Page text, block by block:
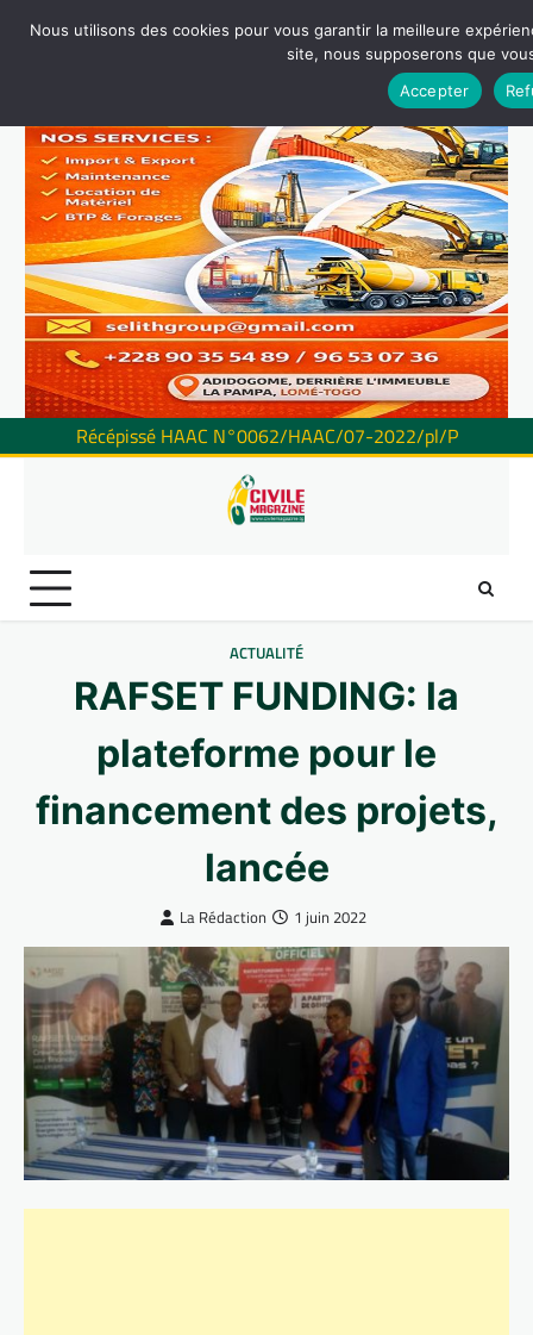
Récépissé HAAC N°0062/HAAC/07-2022/pl/P
ACTUALITÉ
RAFSET FUNDING: la
plateforme pour le
financement des projets,
lancée
La Rédaction 1 juin 2022
Nous utilisons des cookies pour vous garantir la meilleure
site, nous supposerons que
Accepter